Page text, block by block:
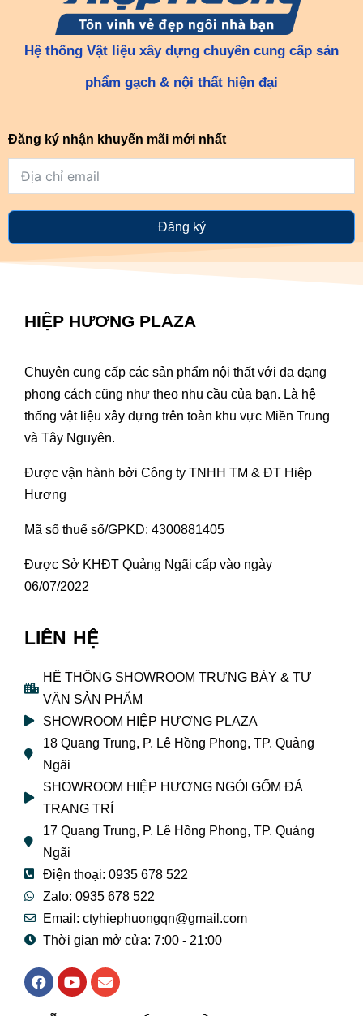
Hệ thống Vật liệu xây dựng chuyên cung cấp sản
phẩm gạch & nội thất hiện đại
Đăng ký nhận khuyến mãi mới nhất
Đăng ký
HIỆP HƯƠNG PLAZA
Chuyên cung cấp các sản phẩm nội thất với đa dạng
phong cách cũng như theo nhu cầu của bạn. Là hệ
thống vật liệu xây dựng trên toàn khu vực Miền Trung
và Tây Nguyên.
Được vận hành bởi Công ty TNHH TM & ĐT Hiệp
Hương
Mã số thuế số/GPKD: 4300881405
Được Sở KHĐT Quảng Ngãi cấp vào ngày
06/07/2022
LIÊN HỆ
HỆ THỐNG SHOWROOM TRƯNG BÀY & TƯ
VẤN SẢN PHẨM
SHOWROOM HIỆP HƯƠNG PLAZA
18 Quang Trung, P. Lê Hồng Phong, TP. Quảng
Ngãi
SHOWROOM HIỆP HƯƠNG NGÓI GỐM ĐÁ
TRANG TRÍ
17 Quang Trung, P. Lê Hồng Phong, TP. Quảng
Ngãi
Điện thoại: 0935 678 522
Zalo: 0935 678 522
Email: ctyhiephuongqn@gmail.com
Thời gian mở cửa: 7:00 - 21:00
F
a
Y
o
E
n